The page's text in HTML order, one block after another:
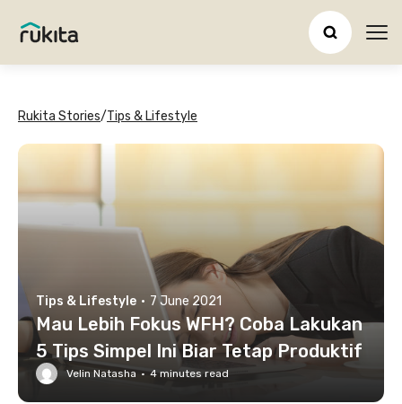
Rukita Stories/Tips & Lifestyle
Tips & Lifestyle · 7 June 2021
Mau Lebih Fokus WFH? Coba Lakukan
5 Tips Simpel Ini Biar Tetap Produktif
Velin Natasha · 4minutes read